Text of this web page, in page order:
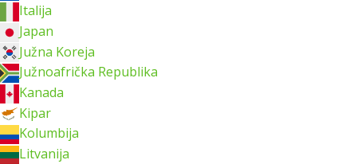
Italija
Japan
Južna Koreja
Južnoafrička Republika
Kanada
Kipar
Kolumbija
Litvanija